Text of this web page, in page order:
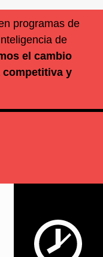
programas de
de
el cambio
competitiva y